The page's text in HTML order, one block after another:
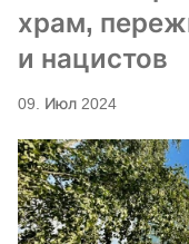
храм,
и нацистов
09. Июл 2024